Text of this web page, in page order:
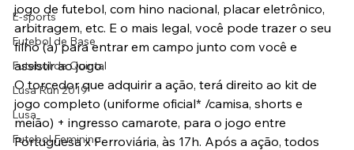
E-sports
Futebol de Base
Futebol de Quintal
Lusa Run 2019
Lusa
Futebol Feminino
jogo de futebol, com hino nacional, placar eletrônico,
arbitragem, etc. E o mais legal, você pode trazer o seu
filho (a) para entrar em campo junto com você e
assistir ao jogo.
O torcedor que adquirir a ação, terá direito ao kit de
jogo completo (uniforme oficial* /camisa, shorts e
meião) + ingresso camarote, para o jogo entre
Portuguesa x Ferroviária, às 17h. Após a ação, todos